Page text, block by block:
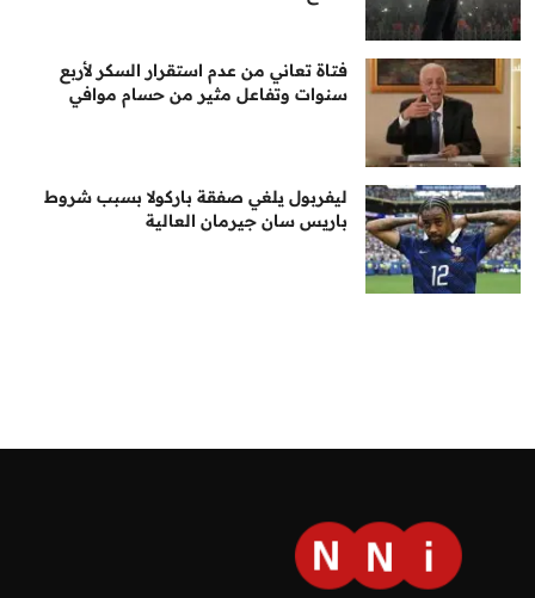
فتاة تعاني من عدم استقرار السكر لأربع
سنوات وتفاعل مثير من حسام موافي
ليفربول يلغي صفقة باركولا بسبب شروط
باريس سان جيرمان العالية